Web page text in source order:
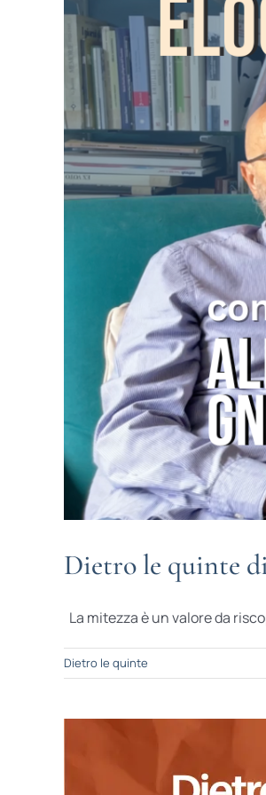
Dietro le quinte
La mitezza è un valore da
Dietro le quinte